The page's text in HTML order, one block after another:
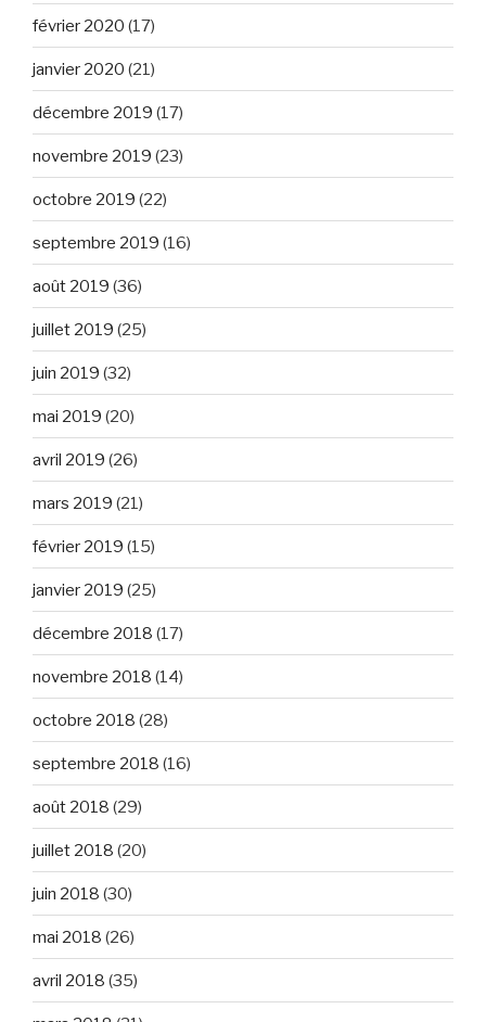
février 2020 (17)
janvier 2020 (21)
décembre 2019 (17)
novembre 2019 (23)
octobre 2019 (22)
septembre 2019 (16)
août 2019 (36)
juillet 2019 (25)
juin 2019 (32)
mai 2019 (20)
avril 2019 (26)
mars 2019 (21)
février 2019 (15)
janvier 2019 (25)
décembre 2018 (17)
novembre 2018 (14)
octobre 2018 (28)
septembre 2018 (16)
août 2018 (29)
juillet 2018 (20)
juin 2018 (30)
mai 2018 (26)
avril 2018 (35)